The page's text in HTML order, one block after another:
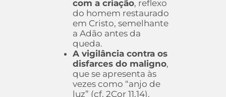
com a criação, reflexo
do homem restaurado
em Cristo, semelhante
a Adão antes da
queda.
A vigilância contra os
disfarces do maligno,
que se apresenta às
vezes como “anjo de
luz” (cf. 2Cor 11,14).